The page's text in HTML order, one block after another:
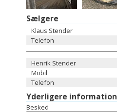
Sælgere
Klaus Stender
Telefon
Henrik Stender
Mobil
Telefon
Yderligere information
Besked